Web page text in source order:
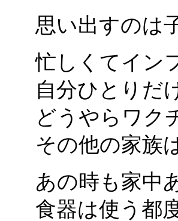
思い出すのは
忙しくてイン
自分ひとりだ
どうやらワク
その他の家族
あの時も家中
食器は使う都